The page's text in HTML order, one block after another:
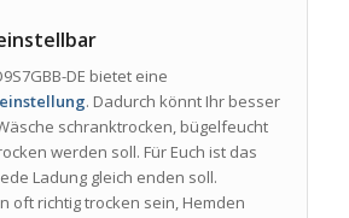
DE bietet eine
. Dadurch könnt Ihr besser
schranktrocken, bügelfeucht
werden soll. Für Euch ist das
Ladung gleich enden soll.
oft richtig trocken sein, Hemden